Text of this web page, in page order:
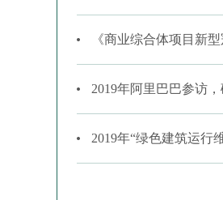
《商业综合体项目新
2019年阿里巴巴参访
2019年“绿色建筑运行